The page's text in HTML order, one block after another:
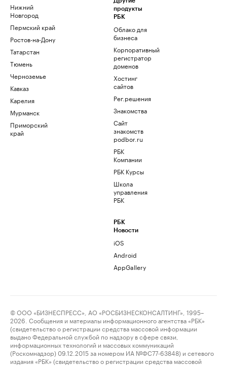
Нижний
Новгород
Пермский край
Ростов-на-Дону
Татарстан
Тюмень
Черноземье
Кавказ
Карелия
Мурманск
Приморский
край
продукты
РБК
Облако для
бизнеса
Корпоративный
регистратор
доменов
Хостинг
сайтов
Рег.решения
Знакомства
Сайт
знакомств
podbor.ru
РБК
Компании
РБК Курсы
Школа
управления
РБК
РБК
Новости
iOS
Android
AppGallery
© ООО «БИЗНЕСПРЕСС», АО «РОСБИЗНЕСКОНСАЛТИНГ», 1995–
2026. Сообщения и материалы информационного агентства «РБК»
(свидетельство о регистрации средства массовой информации
выдано Федеральной службой по надзору в сфере связи,
информационных технологий и массовых коммуникаций
(Роскомнадзор) 09.12.2015 за номером ИА №ФС77-63848) и сетевого
издания «РБК» (свидетельство о регистрации средства массовой